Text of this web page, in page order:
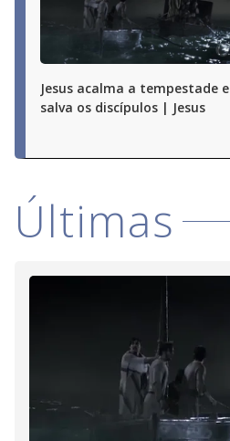
Jesus acalma a tempestade e
salva os discípulos | Jesus
Últimas